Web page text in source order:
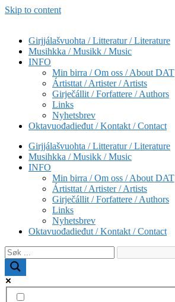
Skip to content
Girjjálašvuohta / Litteratur / Literature
Musihkka / Musikk / Music
INFO
Min birra / Om oss / About DAT
Ártisttat / Artister / Artists
Girječállit / Forfattere / Authors
Links
Nyhetsbrev
Oktavuođadieđut / Kontakt / Contact
Girjjálašvuohta / Litteratur / Literature
Musihkka / Musikk / Music
INFO
Min birra / Om oss / About DAT
Ártisttat / Artister / Artists
Girječállit / Forfattere / Authors
Links
Nyhetsbrev
Oktavuođadieđut / Kontakt / Contact